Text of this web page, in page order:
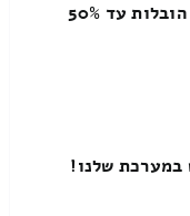
הובלות עד 50%
במערכת שלנו!